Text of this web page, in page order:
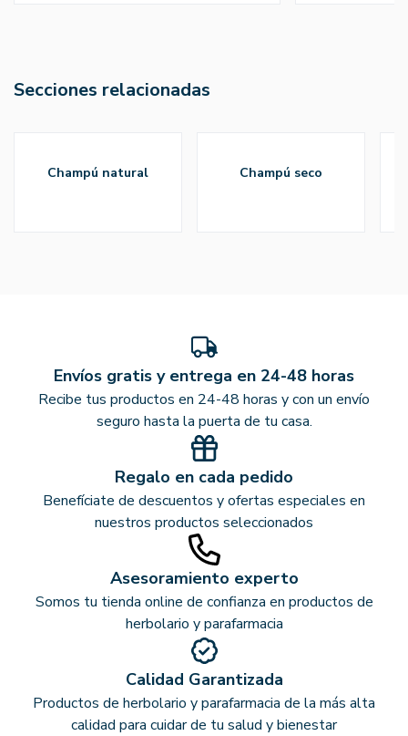
Secciones relacionadas
champú natural champú seco
Envíos gratis y entrega en 24-48 horas
Recibe tus productos en 24-48 horas y con un envío
seguro hasta la puerta de tu casa.
Regalo en cada pedido
Benefíciate de descuentos y ofertas especiales en
nuestros productos seleccionados
Asesoramiento experto
Somos tu tienda online de confianza en productos de
herbolario y parafarmacia
Calidad Garantizada
Productos de herbolario y parafarmacia de la más alta
calidad para cuidar de tu salud y bienestar